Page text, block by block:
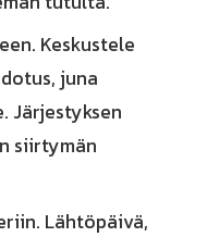
Keskustele
juna
Järjestyksen
siirtymän
Lähtöpäivä,